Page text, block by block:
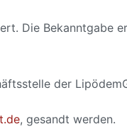
Die Bekanntgabe
der
, gesandt werden.